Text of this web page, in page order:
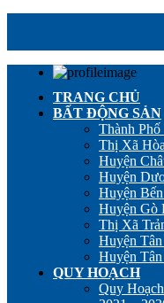
TRANG CHỦ
BẤT ĐỘNG SẢN
Thành
Thị Xã
Huyện
Huyện
Huyện
Huyện Gò
Thị Xã
Huyện Tân
Huyện
QUY HOẠCH
Quy